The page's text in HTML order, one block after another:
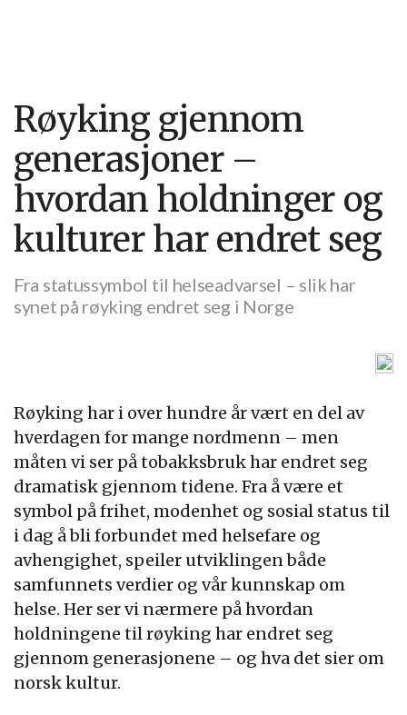
Røyking gjennom
generasjoner –
hvordan holdninger og
kulturer har endret seg
Fra statussymbol til helseadvarsel – slik har
synet på røyking endret seg i Norge
Røyking har i over hundre år vært en del av
hverdagen for mange nordmenn – men
måten vi ser på tobakksbruk har endret seg
dramatisk gjennom tidene. Fra å være et
symbol på frihet, modenhet og sosial status til
i dag å bli forbundet med helsefare og
avhengighet, speiler utviklingen både
samfunnets verdier og vår kunnskap om
helse. Her ser vi nærmere på hvordan
holdningene til røyking har endret seg
gjennom generasjonene – og hva det sier om
norsk kultur.